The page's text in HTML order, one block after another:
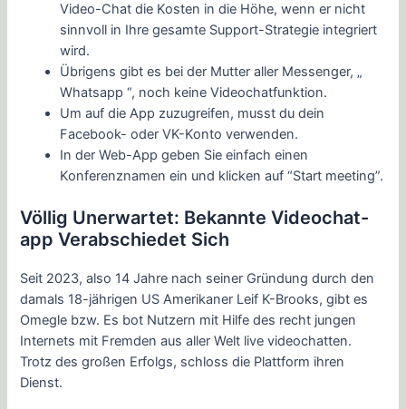
Video-Chat die Kosten in die Höhe, wenn er nicht
sinnvoll in Ihre gesamte Support-Strategie integriert
wird.
Übrigens gibt es bei der Mutter aller Messenger, „
Whatsapp “, noch keine Videochatfunktion.
Um auf die App zuzugreifen, musst du dein
Facebook- oder VK-Konto verwenden.
In der Web-App geben Sie einfach einen
Konferenznamen ein und klicken auf “Start meeting”.
Völlig Unerwartet: Bekannte Videochat-
app Verabschiedet Sich
Seit 2023, also 14 Jahre nach seiner Gründung durch den
damals 18-jährigen US Amerikaner Leif K-Brooks, gibt es
Omegle bzw. Es bot Nutzern mit Hilfe des recht jungen
Internets mit Fremden aus aller Welt live videochatten.
Trotz des großen Erfolgs, schloss die Plattform ihren
Dienst.